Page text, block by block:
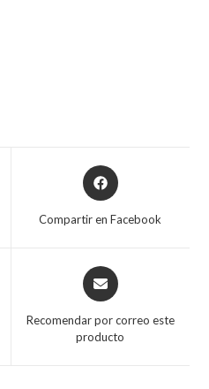
Compartir en Facebook
Recomendar por correo este
producto